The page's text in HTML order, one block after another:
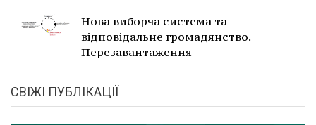
Нова виборча система та
відповідальне громадянство.
Перезавантаження
СВІЖІ ПУБЛІКАЦІЇ